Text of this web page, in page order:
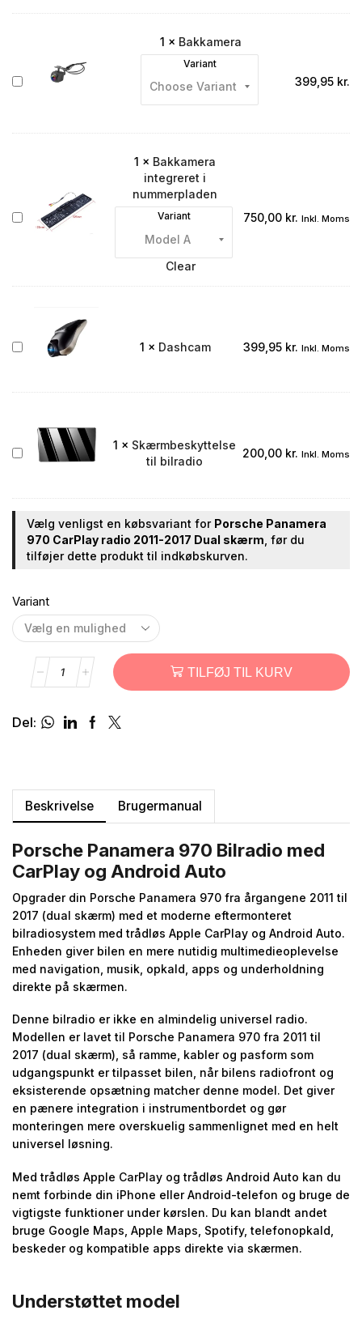
Bakkamera
1 × Bakkamera
Variant
399,95 kr.
Bakkamera
integreret
1 × Bakkamera
integreret i
nummerpladen
Variant
Clear
750,00 kr. Inkl. Moms
Dashcam 1 × Dashcam 399,95 kr. Inkl. Moms
Skærmbeskyttelse
1 × Skærmbeskyttelse
til bilradio
200,00 kr. Inkl. Moms
Vælg venligst en købsvariant for Porsche Panamera
970 CarPlay radio 2011-2017 Dual skærm , før du
tilføjer dette produkt til indkøbskurven.
Variant
TILFØJ TIL KURV
Del:
Beskrivelse Brugermanual
Porsche Panamera 970 Bilradio med
CarPlay og Android Auto
Opgrader din Porsche Panamera 970 fra årgangene 2011 til
2017 (dual skærm) med et moderne eftermonteret
bilradiosystem med trådløs Apple CarPlay og Android Auto.
Enheden giver bilen en mere nutidig multimedieoplevelse
med navigation, musik, opkald, apps og underholdning
direkte på skærmen.
Denne bilradio er ikke en almindelig universel radio.
Modellen er lavet til Porsche Panamera 970 fra 2011 til
2017 (dual skærm), så ramme, kabler og pasform som
udgangspunkt er tilpasset bilen, når bilens radiofront og
eksisterende opsætning matcher denne model. Det giver
en pænere integration i instrumentbordet og gør
monteringen mere overskuelig sammenlignet med en helt
universel løsning.
Med trådløs Apple CarPlay og trådløs Android Auto kan du
nemt forbinde din iPhone eller Android-telefon og bruge de
vigtigste funktioner under kørslen. Du kan blandt andet
bruge Google Maps, Apple Maps, Spotify, telefonopkald,
beskeder og kompatible apps direkte via skærmen.
Understøttet model